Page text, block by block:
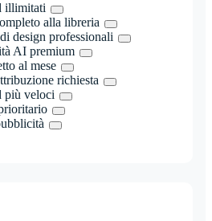
illimitati
alla libreria
design professionali
AI premium
al mese
richiesta
più veloci